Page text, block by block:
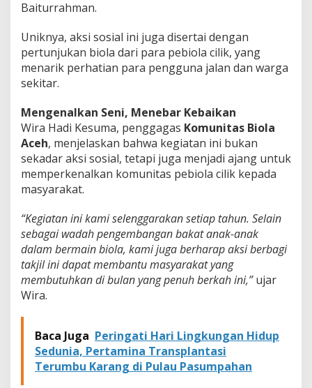
Baiturrahman.
Uniknya, aksi sosial ini juga disertai dengan
pertunjukan biola dari para pebiola cilik, yang
menarik perhatian para pengguna jalan dan warga
sekitar.
Mengenalkan Seni, Menebar Kebaikan
Wira Hadi Kesuma, penggagas Komunitas Biola
Aceh, menjelaskan bahwa kegiatan ini bukan
sekadar aksi sosial, tetapi juga menjadi ajang untuk
memperkenalkan komunitas pebiola cilik kepada
masyarakat.
“Kegiatan ini kami selenggarakan setiap tahun. Selain
sebagai wadah pengembangan bakat anak-anak
dalam bermain biola, kami juga berharap aksi berbagi
takjil ini dapat membantu masyarakat yang
membutuhkan di bulan yang penuh berkah ini,”ujar
Wira.
Baca Juga Peringati Hari Lingkungan Hidup
Sedunia, Pertamina Transplantasi
Terumbu Karang di Pulau Pasumpahan